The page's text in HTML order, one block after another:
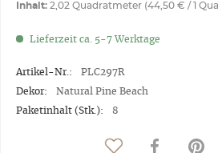
Inhalt: 2,02 Quadratmeter (44,50 € / 1
Lieferzeit ca. 5-7 Werktage
Artikel-Nr.:
PLC297R
Dekor:
Natural Pine Beach
Paketinhalt (Stk.):
8